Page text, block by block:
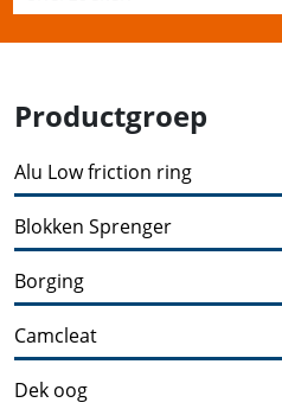
Productgroep
Alu Low friction ring
Blokken Sprenger
Borging
Camcleat
Dek oog